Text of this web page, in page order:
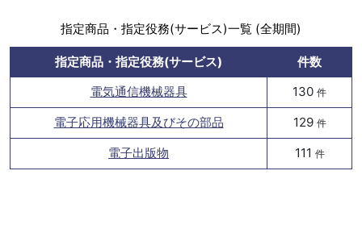
指定商品・指定役務(サービス)一覧 (全期間)
指定商品・指定役務(サービス)
件数
電気通信機械器具
130 件
電子応用機械器具及びその部品 129 件
電子出版物 111 件